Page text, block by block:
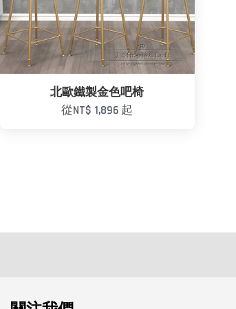
北歐鐵製金色吧椅
從NT$ 1,896 起